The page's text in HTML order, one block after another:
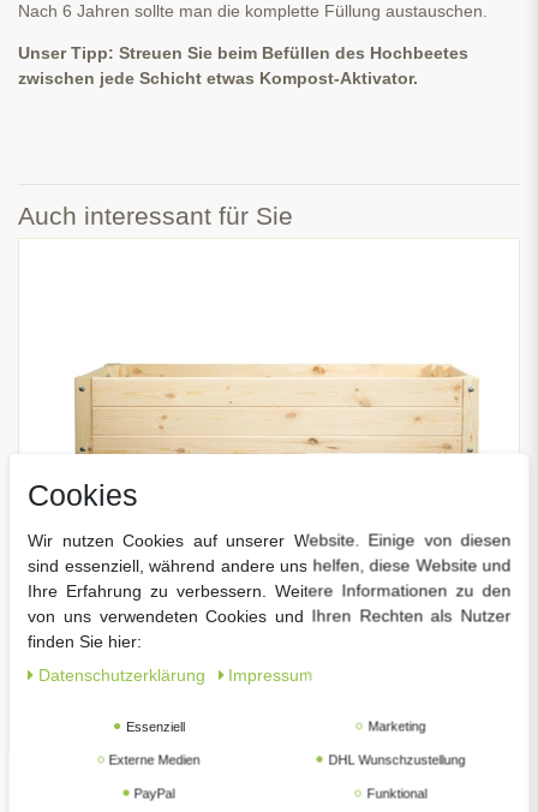
Nach 6 Jahren sollte man die komplette Füllung austauschen.
Unser Tipp: Streuen Sie beim Befüllen des Hochbeetes
zwischen jede Schicht etwas Kompost-Aktivator.
Auch interessant für Sie
mgc24 Hochbeet Massiv L 118x40x78cm Kiefernholz
Cookies
Wir nutzen Cookies auf unserer Website. Einige von diesen
sind essenziell, während andere uns helfen, diese Website und
Ihre Erfahrung zu verbessern. Weitere Informationen zu den
von uns verwendeten Cookies und Ihren Rechten als Nutzer
finden Sie hier:
Daten­schutz­erklärung
Impressum
Essenziell Marketing
Externe Medien DHL Wunschzustellung
PayPal Funktional